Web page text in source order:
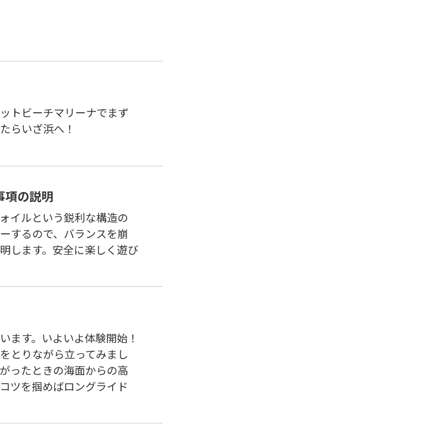
トビーチマリーナでまず
らいざ浜へ！
項の説明
イルという鋭利な構造の
するので、バランスを崩
します。安全に楽しく遊び
ます。いよいよ体験開始！
とりながら立ってみまし
ったときの海面からの高
ツを掴めばロングライド